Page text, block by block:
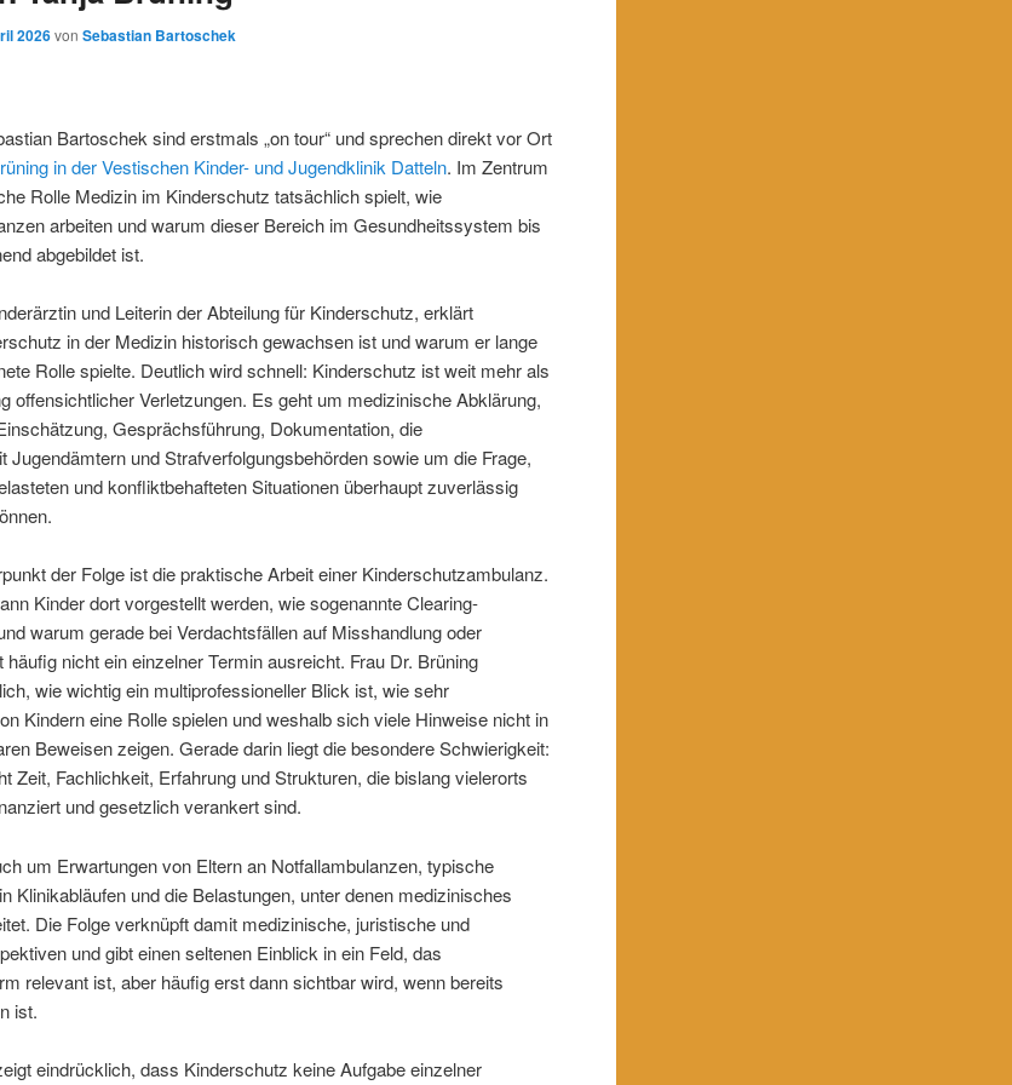
2026 vonSebastian Bartoschek
Bartoschek sind erstmals „on tour“ und sprechen direkt vor Ort
in der Vestischen Kinder- und Jugendklinik Datteln. Im Zentrum
Rolle Medizin im Kinderschutz tatsächlich spielt, wie
arbeiten und warum dieser Bereich im Gesundheitssystem bis
abgebildet ist.
und Leiterin der Abteilung für Kinderschutz, erklärt
in der Medizin historisch gewachsen ist und warum er lange
Rolle spielte. Deutlich wird schnell: Kinderschutz ist weit mehr als
offensichtlicher Verletzungen. Es geht um medizinische Abklärung,
Gesprächsführung, Dokumentation, die
Jugendämtern und Strafverfolgungsbehörden sowie um die Frage,
und konfliktbehafteten Situationen überhaupt zuverlässig
der Folge ist die praktische Arbeit einer Kinderschutzambulanz.
Kinder dort vorgestellt werden, wie sogenannte Clearing-
warum gerade bei Verdachtsfällen auf Misshandlung oder
nicht ein einzelner Termin ausreicht. Frau Dr. Brüning
wie wichtig ein multiprofessioneller Blick ist, wie sehr
Kindern eine Rolle spielen und weshalb sich viele Hinweise nicht in
Beweisen zeigen. Gerade darin liegt die besondere Schwierigkeit:
Zeit, Fachlichkeit, Erfahrung und Strukturen, die bislang vielerorts
und gesetzlich verankert sind.
um Erwartungen von Eltern an Notfallambulanzen, typische
Klinikabläufen und die Belastungen, unter denen medizinisches
Die Folge verknüpft damit medizinische, juristische und
und gibt einen seltenen Einblick in ein Feld, das
relevant ist, aber häufig erst dann sichtbar wird, wenn bereits
ist.
eindrücklich, dass Kinderschutz keine Aufgabe einzelner